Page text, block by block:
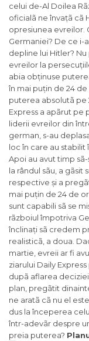
celui de-Al Doilea
oficialã ne învațã cã
opresiunea evreilor.
Germaniei? De ce
depline lui Hitler?
evreilor la
abia obținuse
în mai puțin de 24
puterea absolutã pe
Express a apãrut pe
liderii evreilor din
german, s-au
loc în care au
Apoi au avut timp
la rândul sãu, a
respective și a
mai puțin de 24 de
sunt capabili sã se
rãzboiul împotriva
înclinați sã credem
realisticã, a doua.
martie, evreii ar fi
ziarului Daily Express
dupã aflarea
plan, pregãtit
ne aratã cã nu el
dus la începerea
într-adevãr despre
preia puterea?